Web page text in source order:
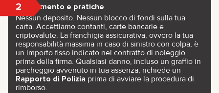
2 Pagamento e pratiche
Nessun deposito. Nessun blocco di fondi sulla tua
carta. Accettiamo contanti, carte bancarie e
criptovalute. La franchigia assicurativa, ovvero la tua
responsabilità massima in caso di sinistro con colpa, è
un importo fisso indicato nel contratto di noleggio
prima della firma. Qualsiasi danno, incluso un graffio in
parcheggio avvenuto in tua assenza, richiede un
Rapporto di Polizia prima di avviare la procedura di
rimborso.